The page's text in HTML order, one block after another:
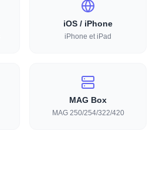
iOS / iPhone
iPhone et iPad
MAG Box
MAG 250/254/322/420